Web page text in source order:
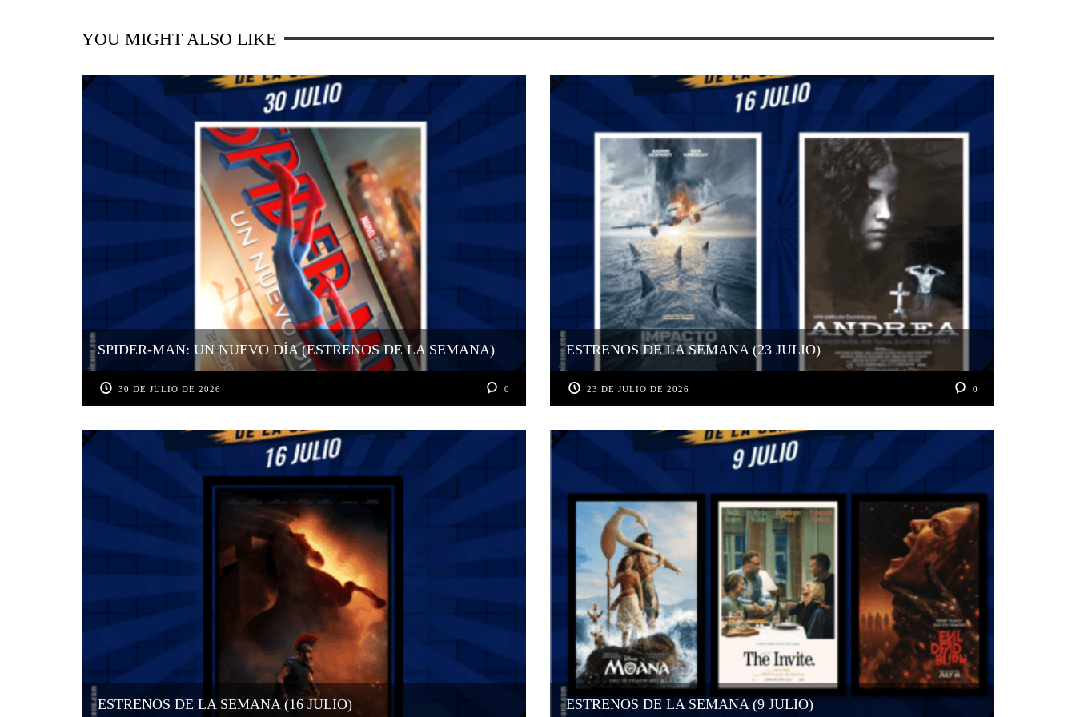
YOU MIGHT ALSO LIKE
SPIDER-MAN: UN NUEVO DÍA (ESTRENOS DE LA SEMANA)
30 DE JULIO DE 2026 0
ESTRENOS DE LA SEMANA (23 JULIO)
23 DE JULIO DE 2026 0
ESTRENOS DE LA SEMANA (16 JULIO) ESTRENOS DE LA SEMANA (9 JULIO)